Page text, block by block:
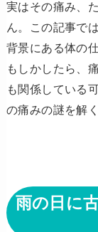
実はその痛み、
ん。この記事で
背景にある体の
もしかしたら、
も関係している
の痛みの謎を解
雨の日に